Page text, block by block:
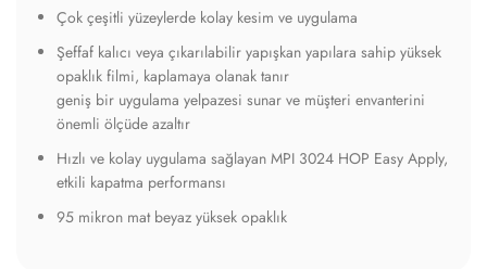
Çok çeşitli yüzeylerde kolay kesim ve uygulama
Şeffaf kalıcı veya çıkarılabilir yapışkan yapılara sahip yüksek
opaklık filmi, kaplamaya olanak tanır
geniş bir uygulama yelpazesi sunar ve müşteri envanterini
önemli ölçüde azaltır
Hızlı ve kolay uygulama sağlayan MPI 3024 HOP Easy Apply,
etkili kapatma performansı
95 mikron mat beyaz yüksek opaklık